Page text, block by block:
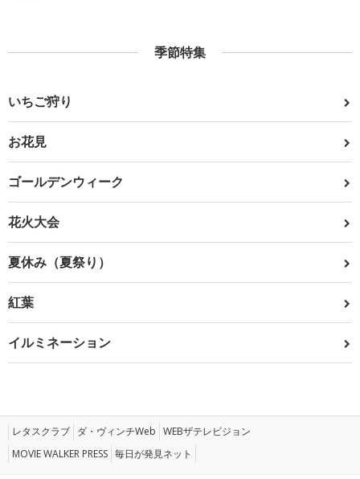
季節特集
いちご狩り
お花見
ゴールデンウィーク
花火大会
夏休み（夏祭り）
紅葉
イルミネーション
レタスクラブ ダ・ヴィンチWeb WEBザテレビジョン
MOVIE WALKER PRESS 毎日が発見ネット